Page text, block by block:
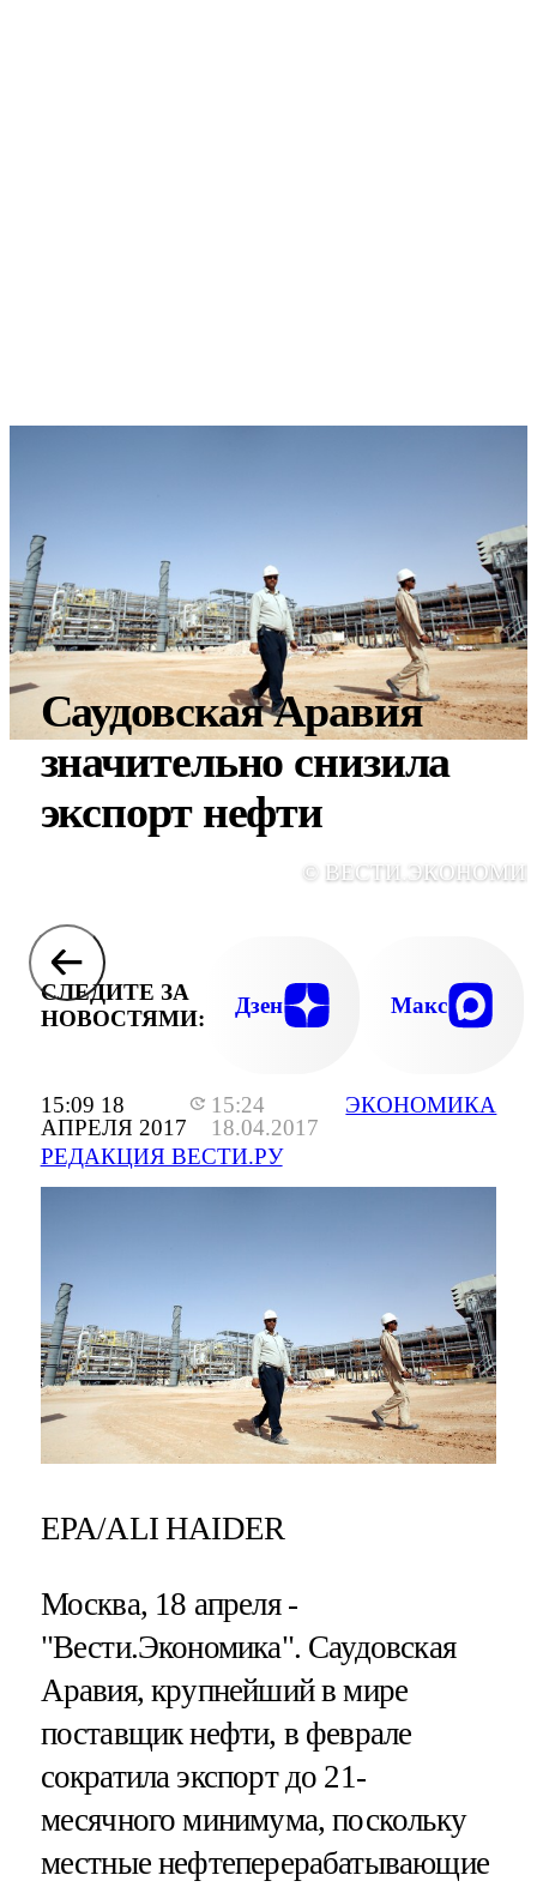
15:09 18
АПРЕЛЯ 2017
15:24
18.04.2017
РЕДАКЦИЯ ВЕСТИ.РУ
ЭКОНОМИКА
Саудовская Аравия
значительно снизила
экспорт нефти
©
СЛЕДИТЕ ЗА
НОВОСТЯМИ:
Дзен Макс
EPA/ALI HAIDER
Москва, 18 апреля -
"Вести.Экономика". Саудовская
Аравия, крупнейший в мире
поставщик нефти, в феврале
сократила экспорт до 21-
месячного минимума, поскольку
местные нефтеперерабатывающие